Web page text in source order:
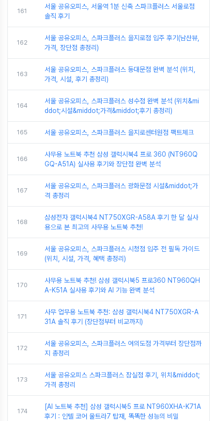
161
서울 공유오피스, 서울역 1분 신축 스파크플러스 서울로점
솔직 후기
162
서울 공유오피스, 스파크플러스 을지로점 입주 후기(남산뷰,
가격, 장단점 총정리)
163
서울 공유오피스, 스파크플러스 동대문점 완벽 분석 (위치,
가격, 시설, 후기 총정리)
164
서울 공유오피스, 스파크플러스 성수점 완벽 분석 (위치&mi
ddot;시설&middot;가격&middot;후기 총정리)
165 서울 공유오피스, 스파크플러스 을지로센터원점 팩트체크
166
사무용 노트북 추천 삼성 갤럭시북4 프로 360 (NT960Q
GQ-A51A) 실사용 후기와 장단점 완벽 분석
167
서울 공유오피스, 스파크플러스 광화문점 시설&middot;가
격 총정리
168
삼성전자 갤럭시북4 NT750XGR-A58A 후기 한 달 실사
용으로 본 최고의 사무용 노트북 추천!
169
서울 공유오피스, 스파크플러스 시청점 입주 전 필독 가이드
(위치, 시설, 가격, 혜택 총정리)
170
사무용 노트북 추천! 삼성 갤럭시북5 프로360 NT960QH
A-K51A 실사용 후기와 AI 기능 완벽 분석
171
사무 업무용 노트북 추천: 삼성 갤럭시북4 NT750XGR-A
31A 솔직 후기 (장단점부터 비교까지)
172
서울 공유오피스, 스파크플러스 여의도점 가격부터 장단점까
지 총정리
173
서울 공유오피스 스파크플러스 잠실점 후기, 위치&middot;
가격 총정리
174
[AI 노트북 추천] 삼성 갤럭시북5 프로 NT960XHA-K71A
후기 : 인텔 코어 울트라7 탑재, 똑똑한 성능의 비밀